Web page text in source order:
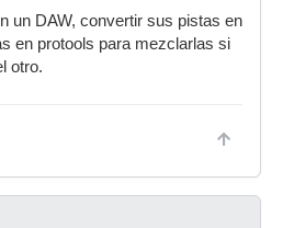
un DAW, convertir sus pistas en
en protools para mezclarlas si
otro.